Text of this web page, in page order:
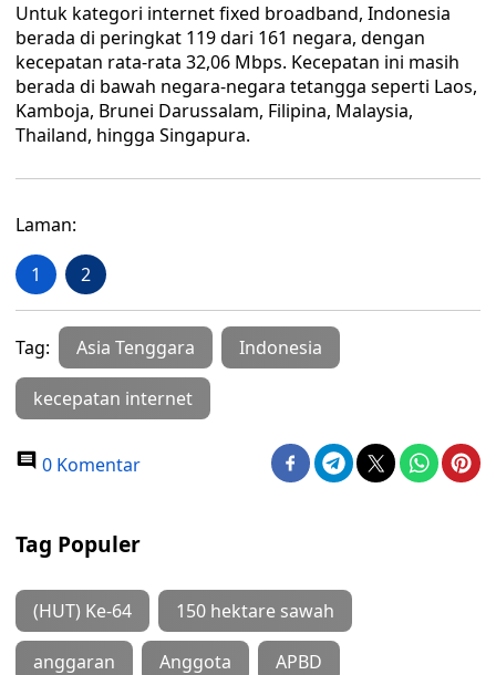
Untuk kategori internet fixed broadband, Indonesia
berada di peringkat 119 dari 161 negara, dengan
kecepatan rata-rata 32,06 Mbps. Kecepatan ini masih
berada di bawah negara-negara tetangga seperti Laos,
Kamboja, Brunei Darussalam, Filipina, Malaysia,
Thailand, hingga Singapura.
Laman:
1 2
Tag: Asia Tenggara Indonesia
kecepatan internet
0 Komentar
Tag Populer
(HUT) Ke-64 150 hektare sawah
anggaran Anggota APBD